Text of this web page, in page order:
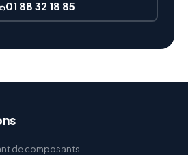
01 88 32 18 85
de composants